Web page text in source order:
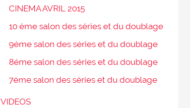
CINEMA AVRIL 2015
10 éme salon des séries et du doublage
9éme salon des séries et du doublage
8éme salon des séries et du doublage
7éme salon des séries et du doublage
VIDEOS